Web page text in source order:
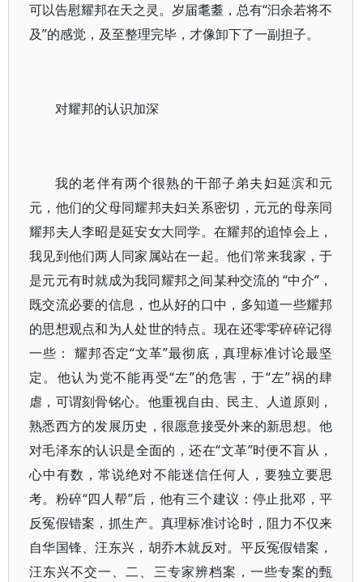
可以告慰耀邦在天之灵。岁届耄耋，总有“汩余若将不
及”的感觉，及至整理完毕，才像卸下了一副担子。
对耀邦的认识加深
我的老伴有两个很熟的干部子弟夫妇延滨和元
元，他们的父母同耀邦夫妇关系密切，元元的母亲同
耀邦夫人李昭是延安女大同学。在耀邦的追悼会上，
我见到他们两人同家属站在一起。他们常来我家，于
是元元有时就成为我同耀邦之间某种交流的 “中介”，
既交流必要的信息，也从好的口中，多知道一些耀邦
的思想观点和为人处世的特点。现在还零零碎碎记得
一些： 耀邦否定“文革”最彻底，真理标准讨论最坚
定。他认为党不能再受“左”的危害，于“左”祸的肆
虐，可谓刻骨铭心。他重视自由、民主、人道原则，
熟悉西方的发展历史，很愿意接受外来的新思想。他
对毛泽东的认识是全面的，还在“文革”时便不盲从，
心中有数，常说绝对不能迷信任何人，要独立要思
考。粉碎“四人帮”后，他有三个建议：停止批邓，平
反冤假错案，抓生产。真理标准讨论时，阻力不仅来
自华国锋、汪东兴，胡乔木就反对。平反冤假错案，
汪东兴不交一、二、三专家辨档案，一些专案的甄